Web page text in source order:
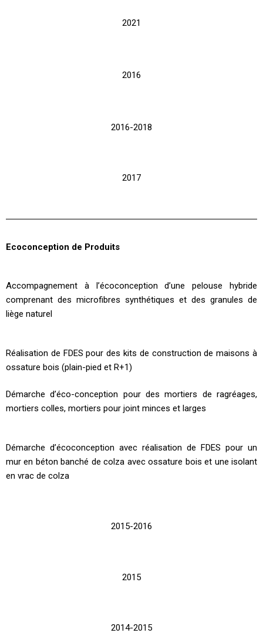
2021
2016
2016-2018
2017
Ecoconception de Produits
Accompagnement à l’écoconception d’une pelouse hybride
comprenant des microfibres synthétiques et des granules de
liège naturel
Réalisation de FDES pour des kits de construction de maisons à
ossature bois (plain-pied et R+1)
Démarche d’éco-conception pour des mortiers de ragréages,
mortiers colles, mortiers pour joint minces et larges
Démarche d’écoconception avec réalisation de FDES pour un
mur en béton banché de colza avec ossature bois et une isolant
en vrac de colza
2015-2016
2015
2014-2015